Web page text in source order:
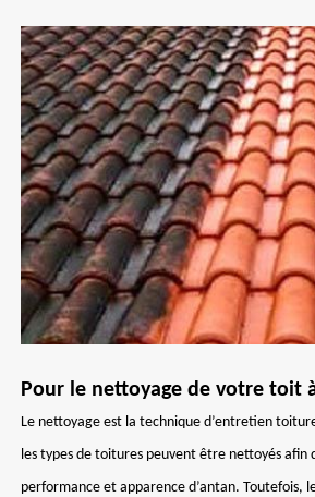
Pour le nettoyage de votre toit
Le nettoyage est la technique d’entretien
les types de toitures peuvent être nettoyés afin
performance et apparence d’antan. Toutefois,